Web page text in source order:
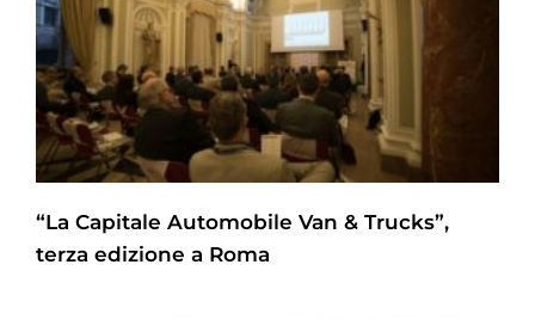
“La Capitale Automobile Van & Trucks”,
terza edizione a Roma